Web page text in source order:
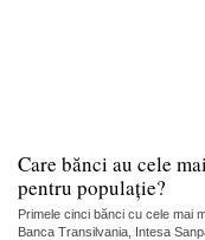
Care bănci au cele
pentru populație?
Primele cinci bănci cu cele mai
Banca Transilvania, Intesa